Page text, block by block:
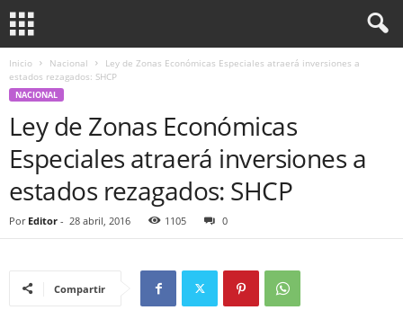
Inicio Nacional
Ley de Zonas Económicas Especiales atraerá inversiones a
estados rezagados: SHCP
NACIONAL
Ley de Zonas Económicas
Especiales atraerá inversiones a
estados rezagados: SHCP
Por Editor - 28 abril, 2016 1105 0
Compartir